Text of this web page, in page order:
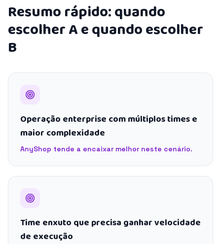
Resumo rápido: quando
escolher A e quando escolher
B
Operação enterprise com múltiplos times e
maior complexidade
AnyShop tende a encaixar melhor neste cenário.
Time enxuto que precisa ganhar velocidade
de execução